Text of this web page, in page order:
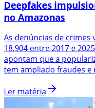
Deepfakes
no Amazonas
As denúncias de crimes
18.904 entre 2017 e
apontam que a
tem ampliado fraudes e
Ler matéria